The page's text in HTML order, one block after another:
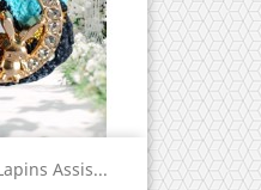
Assis...